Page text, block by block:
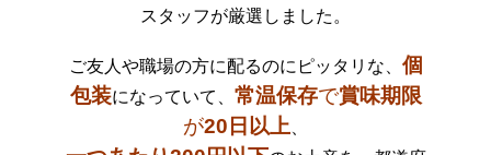
スタッフが厳選しました。
ご友人や職場の方に配るのにピッタリな、 個
包装になっていて、 常温保存で賞味期限
が20日以上